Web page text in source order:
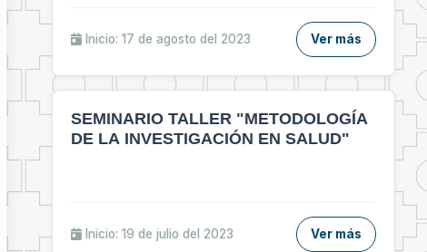
𝚎𝚜𝚝𝚊 𝚘𝚙𝚘𝚛𝚝𝚞𝚗𝚒𝚍𝚊𝚍 𝚕𝚎𝚜 𝚒𝚗𝚟𝚒𝚝𝚊𝚖𝚘𝚜 𝚊
𝚙𝚊𝚛𝚝𝚒𝚌𝚒𝚙𝚊𝚛 𝚍𝚎𝚕 𝚌𝚞𝚛𝚜𝚘: 🔰"ᴛᴇ́ᴄɴɪᴄᴀs ᴅᴇ
ᴄɪᴇɴᴛɪ́ғɪᴄᴏs ᴇɴ ᴇʟ ᴀ́ʀᴇᴀ ᴅᴇ ʟᴀ sᴀʟᴜᴅ"🔰
Inicio: 17 de agosto del 2023 Ver más
SEMINARIO TALLER "METODOLOGÍA
DE LA INVESTIGACIÓN EN SALUD"
Inicio: 19 de julio del 2023 Ver más